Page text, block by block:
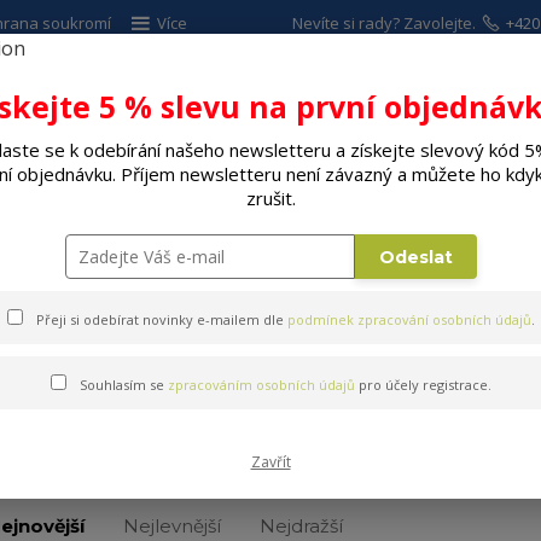
soukromí Více
Hledat
Nevíte si rady? Zavolejte.
SPOTŘEBIČE ELEKTRO DÍLNA A
Hrnky, šálky Keramické, porcelánové hrnky
Nejlevnější Nejdražší
5 % slevu na první
se k odebírání našeho newsletteru a získejte slevový kód
objednávku. Příjem newsletteru není závazný a můžete ho
zrušit.
Odeslat
Přeji si odebírat novinky e-mailem dle podmínek zpracování osobních údajů.
Souhlasím se zpracováním osobních údajů pro účely registrace.
Zavřít